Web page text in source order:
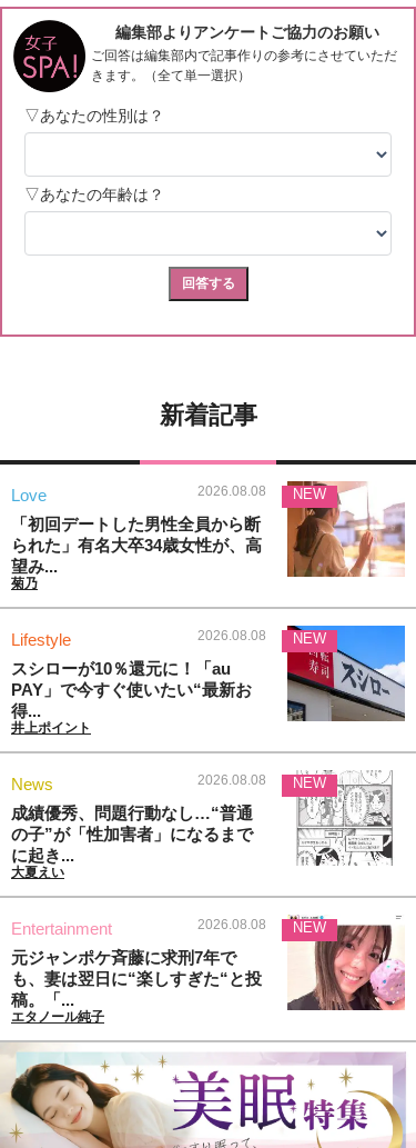
新着記事
Love 2026.08.08
「初回デートした男性全員から断
られた」有名大卒34歳女性が、高
望み...
菊乃
NEW
Lifestyle 2026.08.08
スシローが10％還元に！「au
PAY」で今すぐ使いたい“最新お
得...
井上ポイント
NEW
News 2026.08.08
成績優秀、問題行動なし…“普通
の子”が「性加害者」になるまで
に起き...
大夏えい
NEW
Entertainment 2026.08.08
元ジャンポケ斉藤に求刑7年で
も、妻は翌日に“楽しすぎた“と投
稿。「...
エタノール純子
NEW